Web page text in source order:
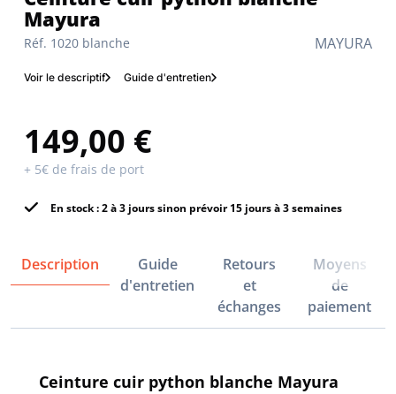
MAYURA
Réf. 1020 blanche
Mayura
Voir le descriptif Guide d'entretien
149,00 €
+ 5€ de frais de port
En stock : 2 à 3 jours sinon prévoir 15 jours à 3 semaines
Description
Guide
d'entretien
Retours
et
échanges
Moyens
de
paiement
Ceinture cuir python blanche Mayura